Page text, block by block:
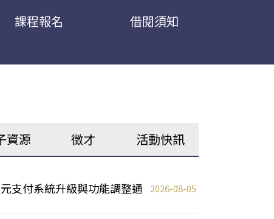
課程報名 借閱須知
資源 徵才 活動快訊
支付系統升級與功能調整通
2026-08-05